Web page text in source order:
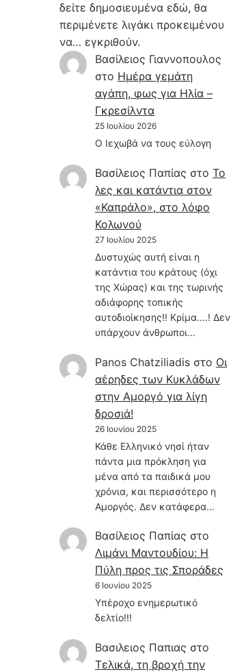
δείτε δημοσιευμένα εδώ, θα
περιμένετε λιγάκι προκειμένου
να… εγκριθούν.
Βασίλειος Γιαννοπουλος
στο Hμέρα γεμάτη
αγάπη, φως για Ηλία –
Γκρεσίλντα
25 Ιουλίου 2026
Ο Ιεχωβά να τους εύλογη
Βασίλειος Παπίας στο Το
λες και κατάντια στον
«Καπράλο», στο λόφο
Κολωνού
27 Ιουλίου 2025
Δυστυχώς αυτή είναι η
κατάντια του κράτους (όχι
της Χώρας) και της τωρινής
αδιάφορης τοπικής
αυτοδιοίκησης!! Κρίμα....! Δεν
υπάρχουν άνθρωποι…
Panos Chatziliadis στο Οι
αέρηδες των Κυκλάδων
στην Αμοργό για λίγη
δροσιά!
26 Ιουνίου 2025
Κάθε Ελληνικό νησί ήταν
πάντα μια πρόκληση για
μένα από τα παιδικά μου
χρόνια, και περισσότερο η
Αμοργός. Δεν κατάφερα…
Βασίλειος Παπίας στο
Λιμάνι Μαντουδίου: Η
Πύλη προς τις Σποράδες
6 Ιουνίου 2025
Υπέροχο ενημερωτικό
δελτίο!!!
Βασιλειος Παπιας στο
Τελικά, τη βροχή την